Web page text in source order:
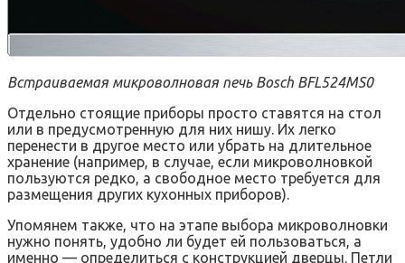
Встраиваемая микроволновая печь Bosch BFL524MS0
Отдельно стоящие приборы просто ставятся на стол
или в предусмотренную для них нишу. Их легко
перенести в другое место или убрать на длительное
хранение (например, в случае, если микроволновкой
пользуются редко, а свободное место требуется для
размещения других кухонных приборов).
Упомянем также, что на этапе выбора микроволновки
нужно понять, удобно ли будет ей пользоваться, а
именно — определиться с конструкцией дверцы. Петли